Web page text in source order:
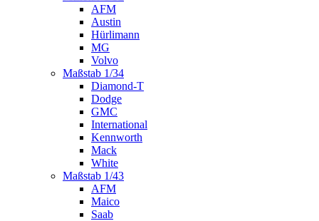
AFM
Austin
Hürlimann
MG
Volvo
Maßstab 1/34
Diamond-T
Dodge
GMC
International
Kennworth
Mack
White
Maßstab 1/43
AFM
Maico
Saab